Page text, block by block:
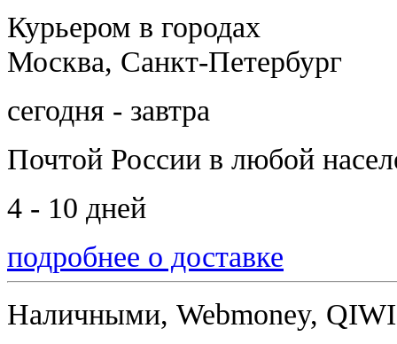
Курьером в городах
Москва, Санкт-Петербург
сегодня - завтра
Почтой России в любой
4 - 10 дней
подробнее о доставке
Наличными, Webmoney,